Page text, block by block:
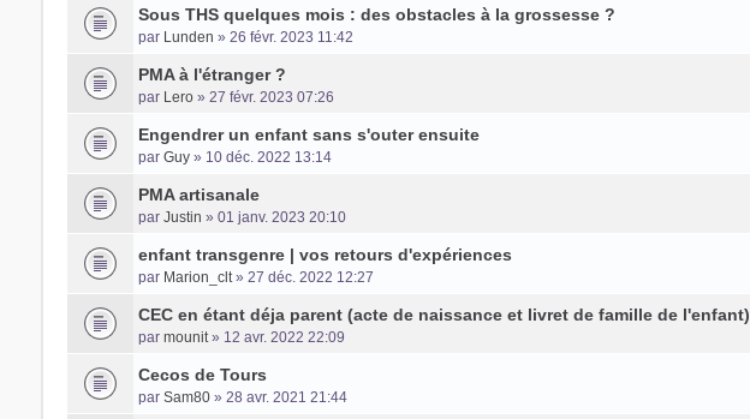
Sous THS quelques mois : des obstacles à la grossesse ?
par Lunden » 26 févr. 2023 11:42
PMA à l'étranger ?
par Lero» 27 févr. 2023 07:26
Engendrer un enfant sans s'outer ensuite
par Guy» 10 déc. 2022 13:14
PMA artisanale
par Justin » 01 janv. 2023 20:10
enfant transgenre | vos retours d'expériences
par Marion_clt» 27 déc. 2022 12:27
CEC en étant déja parent (acte de naissance et livret de famille de l'enfant)
par mounit» 12 avr. 2022 22:09
Cecos de Tours
par Sam80» 28 avr. 2021 21:44